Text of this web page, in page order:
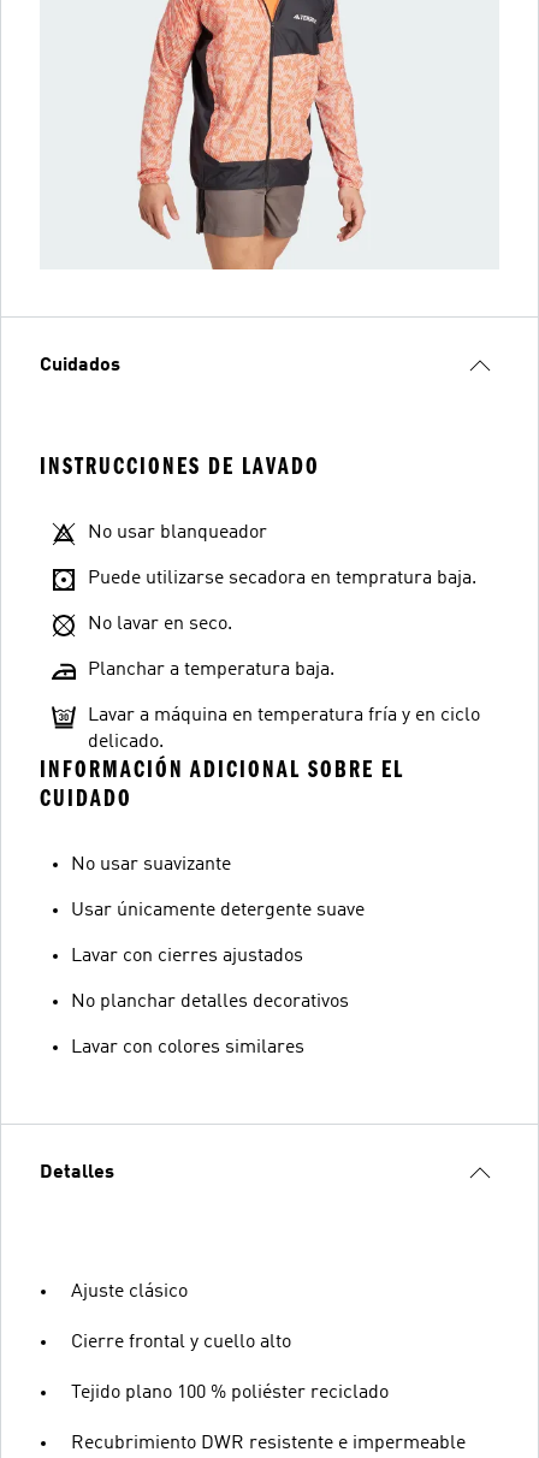
Cuidados
INSTRUCCIONES DE LAVADO
No usar blanqueador
Puede utilizarse secadora en tempratura baja.
No lavar en seco.
Planchar a temperatura baja.
Lavar a máquina en temperatura fría y en ciclo
delicado.
INFORMACIÓN ADICIONAL SOBRE EL
CUIDADO
No usar suavizante
Usar únicamente detergente suave
Lavar con cierres ajustados
No planchar detalles decorativos
Lavar con colores similares
Detalles
Ajuste clásico
Cierre frontal y cuello alto
Tejido plano 100 % poliéster reciclado
Recubrimiento DWR resistente e impermeable